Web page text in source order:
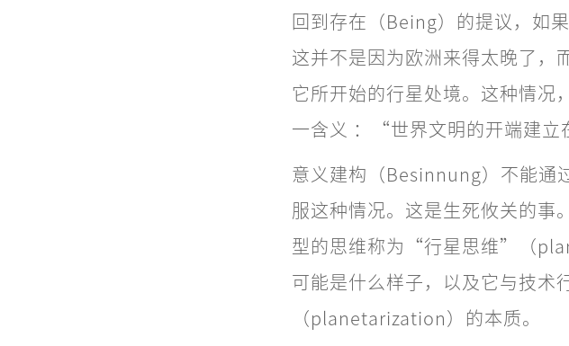
回到存在（Being）的提议，如
这并不是因为欧洲来得太晚了，
它所开始的行星处境。这种情况
一含义 ：“世界文明的开端建
意义建构（Besinnung）不能通
服这种情况。这是生死攸关的事
型的思维称为“行星思维”（
可能是什么样子，以及它与技术
（planetarization）的本质。